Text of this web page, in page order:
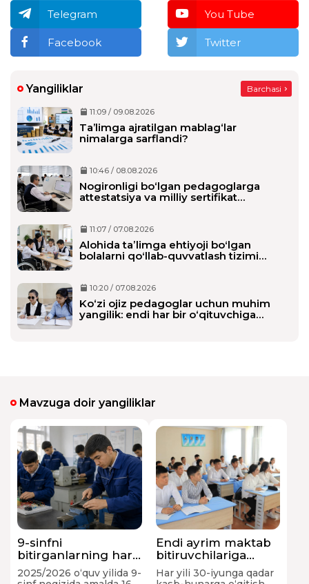
Telegram You Tube
Facebook Twitter
Yangiliklar Barchasi
11:09 / 09.08.2026
Ta’limga ajratilgan mablag‘lar
nimalarga sarflandi?
10:46 / 08.08.2026
Nogironligi bo‘lgan pedagoglarga
attestatsiya va milliy sertifikat
11:07 / 07.08.2026
Alohida taʼlimga ehtiyoji boʻlgan
bolalarni qoʻllab-quvvatlash tizimi
10:20 / 07.08.2026
Ko‘zi ojiz pedagoglar uchun muhim
yangilik: endi har bir o‘qituvchiga
Mavzuga doir yangiliklar
9-sinfni
bitirganlarning har
uchinchisi
texnikumni
2025/2026 o‘quv yilida 9-
Endi ayrim maktab
bitiruvchilariga
shahodatnomaga
qo‘shimcha kasb-
Har yili 30-iyunga qadar